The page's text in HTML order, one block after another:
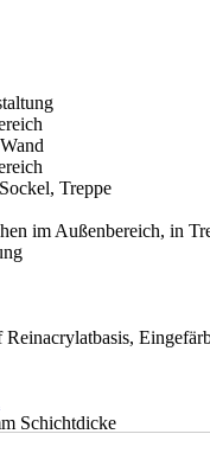
Treppe
im Außenbereich, in
Schichtdicke